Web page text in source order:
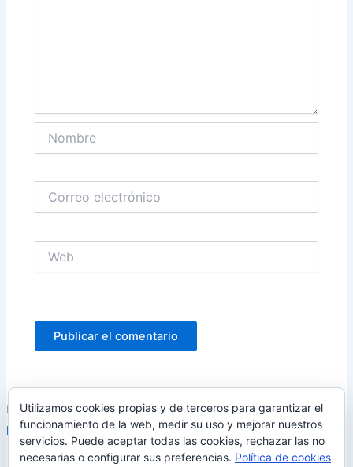
electrónico
Este sitio usa Akismet para reducir el spam.Aprende cómo se
procesan los datos de tus comentarios.
Utilizamos cookies propias y de terceros para garantizar el
funcionamiento de la web, medir su uso y mejorar nuestros
servicios. Puede aceptar todas las cookies, rechazar las no
necesarias o configurar sus preferencias. Política de cookies